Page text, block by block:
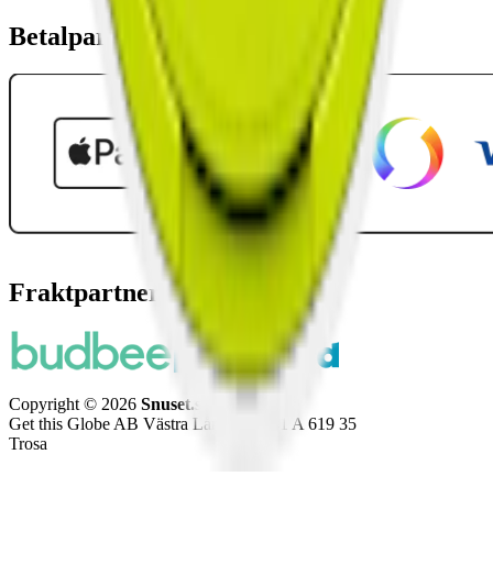
Betalpartner
Fraktpartners
Copyright © 2026 Snuset.se
Get this Globe AB Västra Långgatan 41 A 619 35
Trosa